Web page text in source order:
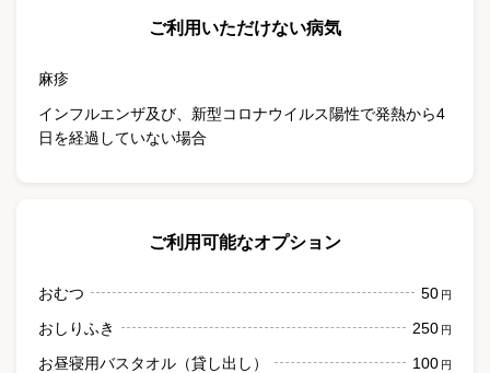
ご利用いただけない病気
麻疹
インフルエンザ及び、新型コロナウイルス陽性で発熱から4
日を経過していない場合
ご利用可能なオプション
おむつ 50 円
おしりふき 250 円
お昼寝用バスタオル（貸し出し） 100 円